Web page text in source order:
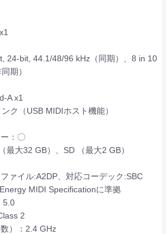
24-bit, 44.1/48/96 kHz（同期）、8 in 10
期）
A x1
ク（USB MIDIホスト機能）
：〇
最大32 GB）、SD （最大2 GB）
ァイル:A2DP、対応コーデック:SBC
MIDI Specificationに準拠
5.0
2
）：2.4 GHz